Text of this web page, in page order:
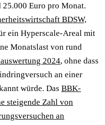
25.000 Euro pro Monat.
BDSW,
ein Hyperscale-Areal mit
Monatslast von rund
2024, ohne dass
an einer
würde. Das BBK-
steigende Zahl von
an